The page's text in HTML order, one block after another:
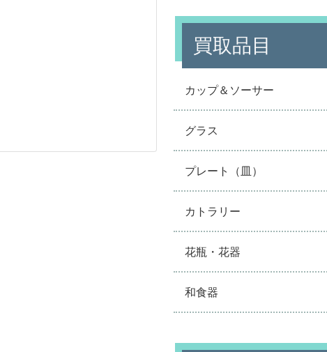
買取品目
カップ＆ソーサー
グラス
プレート（皿）
カトラリー
花瓶・花器
和食器